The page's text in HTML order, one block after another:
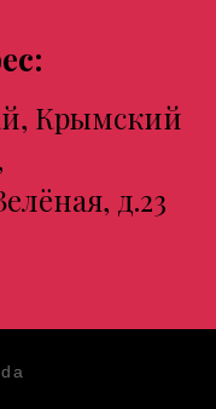
Крымский
д.23